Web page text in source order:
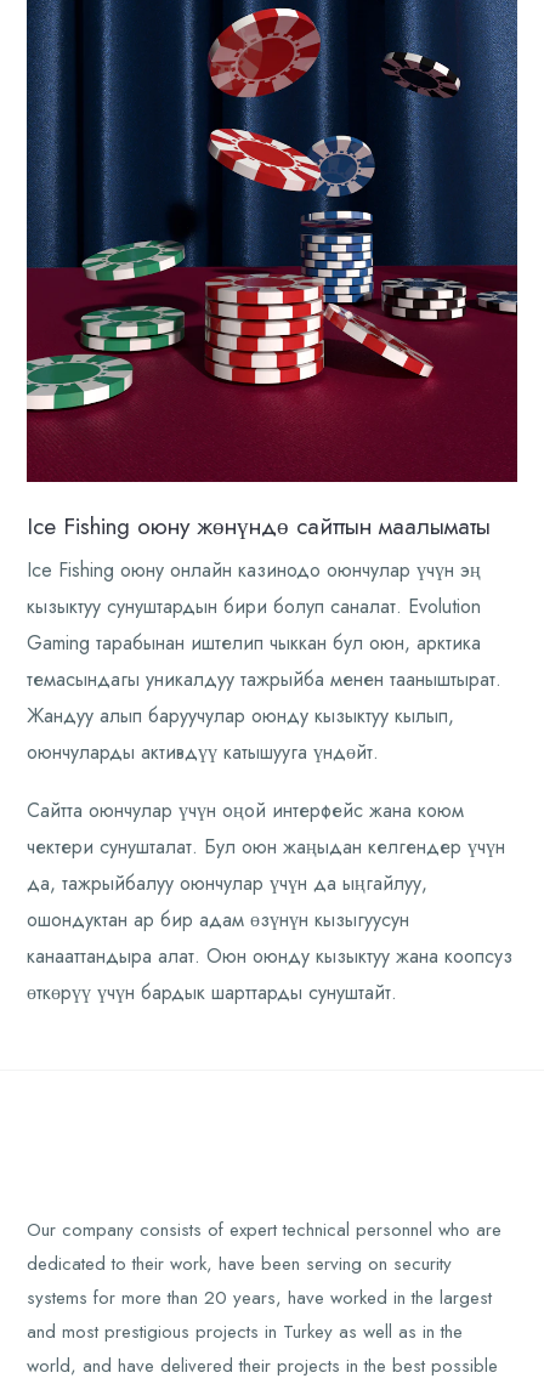
Ice Fishing оюну жөнүндө сайттын маалыматы
Ice Fishing оюну онлайн казинодо оюнчулар үчүн эң
кызыктуу сунуштардын бири болуп саналат. Evolution
Gaming тарабынан иштелип чыккан бул оюн, арктика
темасындагы уникалдуу тажрыйба менен тааныштырат.
Жандуу алып баруучулар оюнду кызыктуу кылып,
оюнчуларды активдүү катышууга үндөйт.
Сайтта оюнчулар үчүн оңой интерфейс жана коюм
чектери сунушталат. Бул оюн жаңыдан келгендер үчүн
да, тажрыйбалуу оюнчулар үчүн да ыңгайлуу,
ошондуктан ар бир адам өзүнүн кызыгуусун
канааттандыра алат. Оюн оюнду кызыктуу жана коопсуз
өткөрүү үчүн бардык шарттарды сунуштайт.
Our company consists of expert technical personnel who are
dedicated to their work, have been serving on security
systems for more than 20 years, have worked in the largest
and most prestigious projects in Turkey as well as in the
world, and have delivered their projects in the best possible